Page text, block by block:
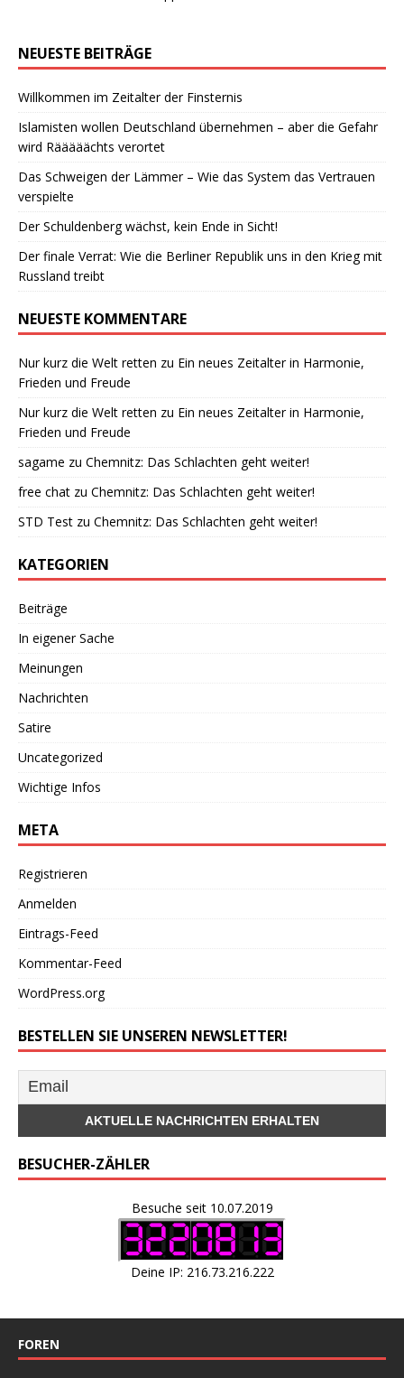
NEUESTE BEITRÄGE
Willkommen im Zeitalter der Finsternis
Islamisten wollen Deutschland übernehmen – aber die Gefahr
wird Rääääächts verortet
Das Schweigen der Lämmer – Wie das System das Vertrauen
verspielte
Der Schuldenberg wächst, kein Ende in Sicht!
Der finale Verrat: Wie die Berliner Republik uns in den Krieg mit
Russland treibt
NEUESTE KOMMENTARE
Nur kurz die Welt retten zu Ein neues Zeitalter in Harmonie,
Frieden und Freude
Nur kurz die Welt retten zu Ein neues Zeitalter in Harmonie,
Frieden und Freude
sagame zu Chemnitz: Das Schlachten geht weiter!
free chat zu Chemnitz: Das Schlachten geht weiter!
STD Test zu Chemnitz: Das Schlachten geht weiter!
KATEGORIEN
Beiträge
In eigener Sache
Meinungen
Nachrichten
Satire
Uncategorized
Wichtige Infos
META
Registrieren
Anmelden
Eintrags-Feed
Kommentar-Feed
WordPress.org
BESTELLEN SIE UNSEREN NEWSLETTER!
BESUCHER-ZÄHLER
Besuche seit 10.07.2019
Deine IP: 216.73.216.222
FOREN